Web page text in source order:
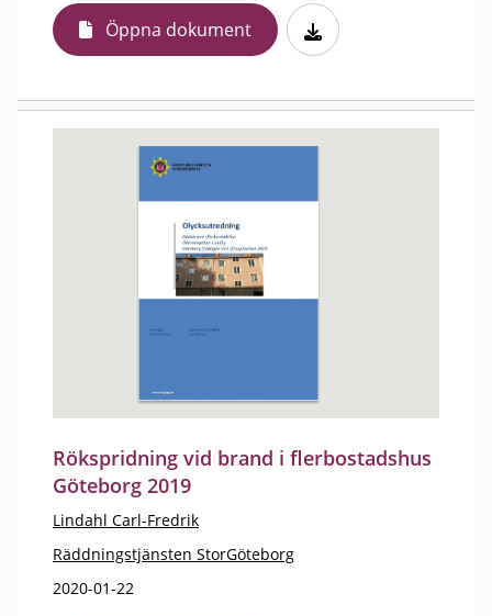
Öppna dokument
Rökspridning vid brand i flerbostadshus
Göteborg 2019
Lindahl Carl-Fredrik
Räddningstjänsten StorGöteborg
2020-01-22